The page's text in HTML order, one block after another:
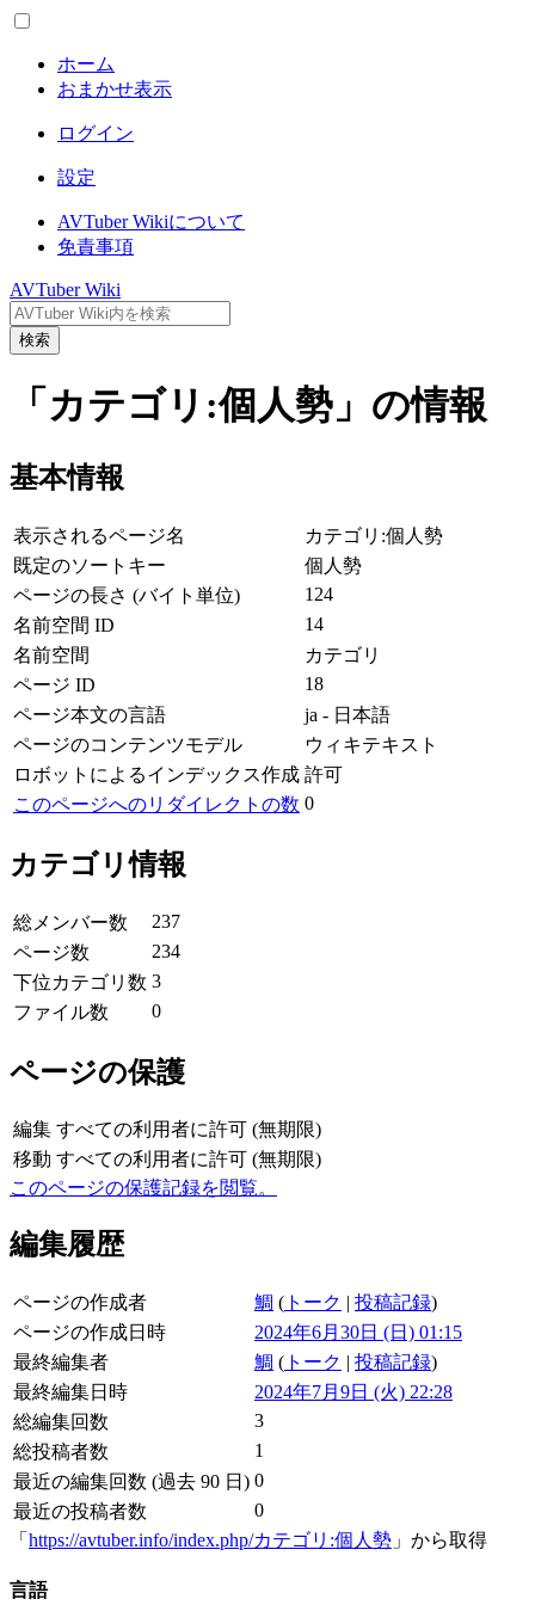
ホーム
おまかせ表示
ログイン
設定
AVTuber Wikiについて
免責事項
AVTuber Wiki
検索
「カテゴリ:個人勢」の情報
基本情報
表示されるページ名
カテゴリ:個人勢
既定のソートキー
個人勢
ページの長さ (バイト単位)
124
名前空間 ID
14
名前空間
カテゴリ
ページ ID
18
ページ本文の言語
ja - 日本語
ページのコンテンツモデル
ウィキテキスト
ロボットによるインデックス作成 許可
このページへのリダイレクトの数 0
カテゴリ情報
総メンバー数
237
ページ数
234
下位カテゴリ数 3
ファイル数
0
ページの保護
編集 すべての利用者に許可 (無期限)
移動 すべての利用者に許可 (無期限)
このページの保護記録を閲覧。
編集履歴
ページの作成者 鯛 ( トーク | 投稿記録)
ページの作成日時
2024年6月30日 (日) 01:15
最終編集者
鯛 ( トーク | 投稿記録)
最終編集日時
2024年7月9日 (火) 22:28
総編集回数
3
総投稿者数
1
最近の編集回数 (過去 90 日) 0
最近の投稿者数
0
「 https://avtuber.info/index.php/カテゴリ:個人勢 」から取得
言語